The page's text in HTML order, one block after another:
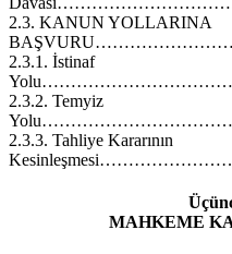
2.3. KANUN YOLLARINA
2.3.1. İstinaf
2.3.2. Temyiz
2.3.3. Tahliye Kararının
MAHKEME